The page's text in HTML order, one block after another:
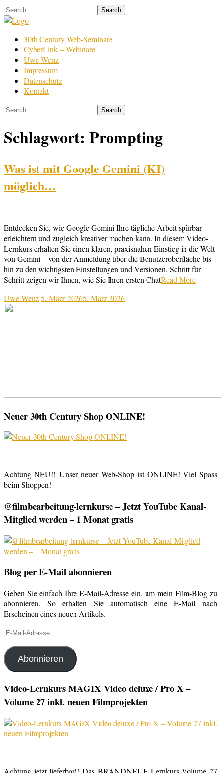
Skip
to
Film
Bearbeitung
30th Century Web-Seminare
CyberLink – Webinare
Uwe Wenz
Impressum
Datenschutz
Kontakt
Schlagwort: Prompting
Was ist mit Google Gemini (KI)
möglich…
Entdecken Sie, wie Google Gemini Ihre tägliche Arbeit spürbar
erleichtern und zugleich kreativer machen kann. In diesem Video-
Lernkurs erhalten Sie einen klaren, praxisnahen Einstieg in die Welt
von Gemini – von der Anmeldung über die Benutzeroberfläche bis
hin zu den wichtigsten Einstellungen und Versionen. Schritt für
Schritt zeigen wir Ihnen, wie Sie Ihren ersten ChatRead More
Uwe Wenz5. März 20265. März 2026
Neuer 30th Century Shop ONLINE!
Achtung NEU!! Unser neuer Web-Shop ist ONLINE! Viel Spass
beim Shoppen!
@filmbearbeitung-lernkurse – Jetzt YouTube Kanal-
Mitglied werden – 1 Monat gratis
Blog per E-Mail abonnieren
Geben Sie einfach Ihre E-Mail-Adresse ein, um mein Film-Blog zu
abonnieren. So erhalten Sie automatisch eine E-Mail nach
Erscheinen eines neuen Artikels.
E-
Adresse
Abonnieren
Video-Lernkurs MAGIX Video deluxe / Pro X –
Volume 27 inkl. neuen Filmprojekten
Achtung jetzt lieferbar!! Das BRANDNEUE Lernkurs Volume 27